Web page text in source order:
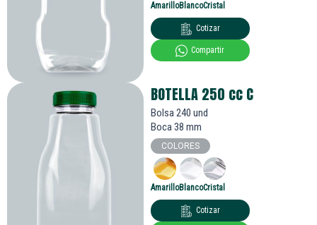
AmarilloBlancoCristal
Cotizar
Compartir
BOTELLA 250 ccC
Bolsa 240 und
Boca 38 mm
COLORES
AmarilloBlancoCristal
Cotizar